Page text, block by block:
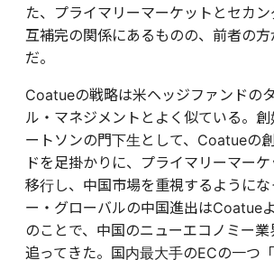
た、プライマリーマーケットとセカ
互補完の関係にあるものの、前者の
だ。
Coatueの戦略は米ヘッジファンドの
ル・マネジメントとよく似ている。
ートソンの門下生として、Coatueの
ドを足掛かりに、プライマリーマー
移行し、中国市場を重視するように
ー・グローバルの中国進出はCoatue
のことで、中国のニューエコノミー
追ってきた。国内最大手のECの一つ